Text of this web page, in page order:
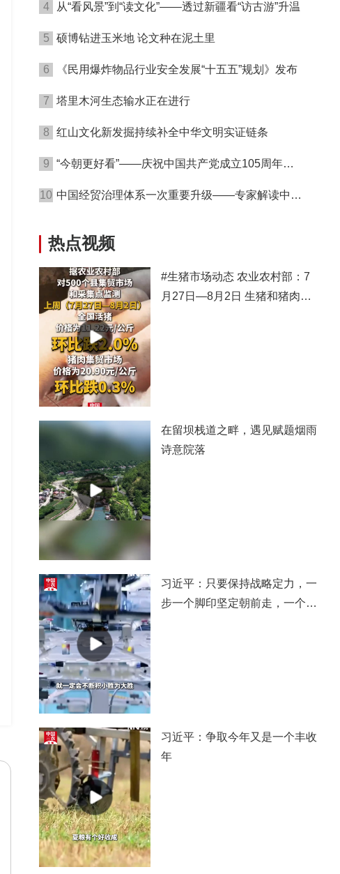
4
从“看风景”到“读文化”——透过新疆看“访古游”升温
5 硕博钻进玉米地 论文种在泥土里
6 《民用爆炸物品行业安全发展“十五五”规划》发布
7 塔里木河生态输水正在进行
8 红山文化新发掘持续补全中华文明实证链条
9
“今朝更好看”——庆祝中国共产党成立105周年名
10 中国经贸治理体系一次重要升级——专家解读中国
热点视频
#生猪市场动态 农业农村部：7
月27日—8月2日 生猪和猪肉价
在留坝栈道之畔，遇见赋题烟雨
诗意院落
习近平：只要保持战略定力，一
步一个脚印坚定朝前走，一个阶
习近平：争取今年又是一个丰收
年